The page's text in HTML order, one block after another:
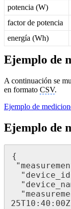
potencia (W)
factor de potencia
energía (Wh)
Ejemplo de
A continuación se
en formato CSV.
Ejemplo de
Ejemplo de
{